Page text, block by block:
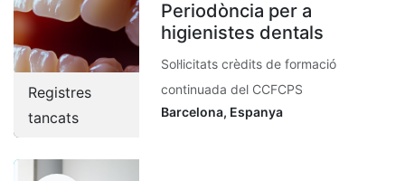
Registres
tancats
Periodòncia per a
higienistes dentals
Sol·licitats crèdits de formació
continuada del CCFCPS
Barcelona, Espanya